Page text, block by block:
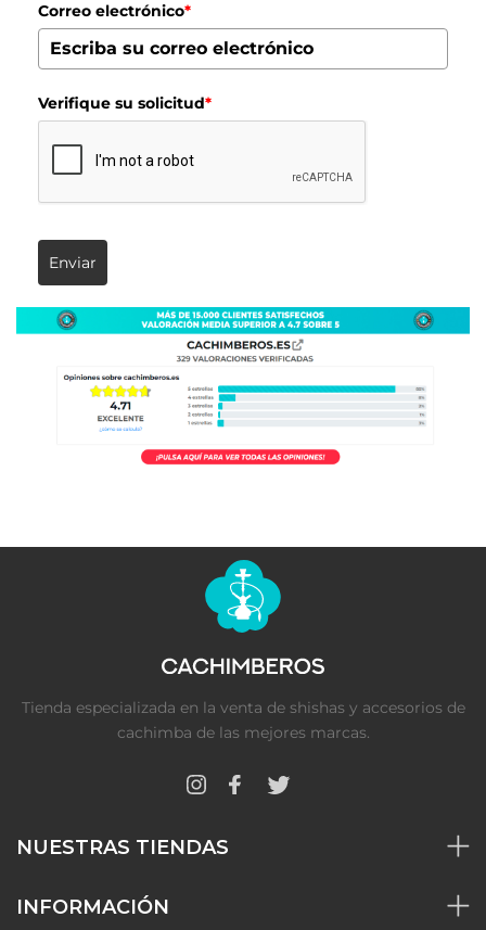
Correo electrónico*
Verifique su solicitud*
Enviar
Tienda especializada en la venta de shishas y accesorios de
cachimba de las mejores marcas.
NUESTRAS TIENDAS
INFORMACIÓN